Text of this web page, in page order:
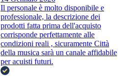
Il personale è molto disponibile e
professionale, la descrizione dei
prodotti fatta prima dell'acquisto
corrisponde perfettamente alle
condizioni reali , sicuramente Città
della musica sarà un canale affidabile
per acuisti futuri.